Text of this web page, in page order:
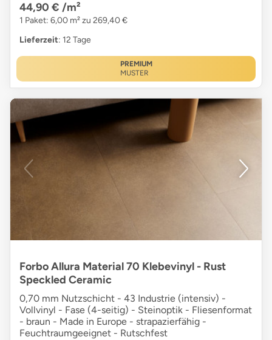
44,90 € /m²
1 Paket: 6,00 m² zu 269,40 €
Lieferzeit: 12 Tage
PREMIUM
MUSTER
Forbo Allura Material 70 Klebevinyl - Rust
Speckled Ceramic
0,70 mm Nutzschicht - 43 Industrie (intensiv) -
Vollvinyl - Fase (4-seitig) - Steinoptik - Fliesenformat
- braun - Made in Europe - strapazierfähig -
Feuchtraumgeeignet - Rutschfest